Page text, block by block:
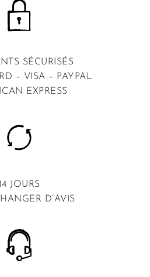
SÉCURISÉS
– VISA – PAYPAL
EXPRESS
14 JOURS
D’AVIS